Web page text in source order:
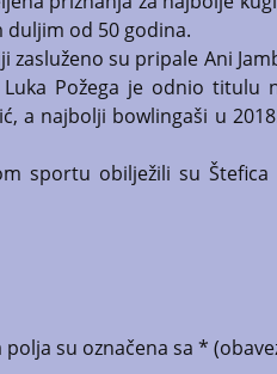
duljim od 50 godina.
su pripale Ani
Požega je odnio titulu
a najbolji bowlingaši u
sportu obilježili su
polja su označena sa *